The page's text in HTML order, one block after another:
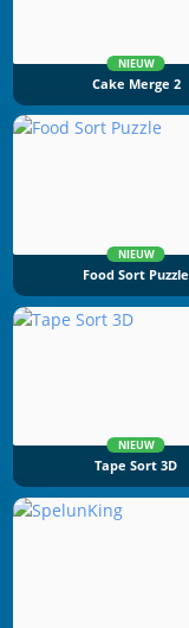
NIEUW
Cake Merge 2
NIEUW
Food Sort Puzzle
NIEUW
Tape Sort 3D